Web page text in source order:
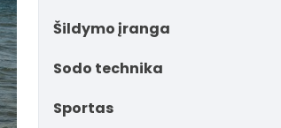
Šildymo įranga
Sodo technika
Sportas